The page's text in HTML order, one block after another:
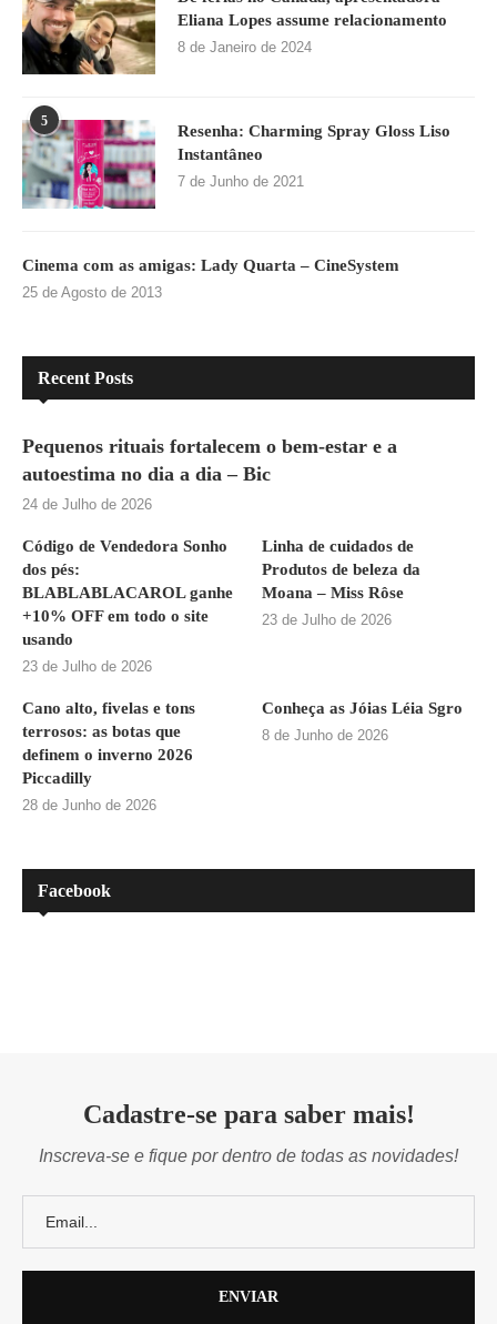
Eliana Lopes assume relacionamento
8 de Janeiro de 2024
5
Resenha: Charming Spray Gloss Liso
Instantâneo
7 de Junho de 2021
Cinema com as amigas: Lady Quarta – CineSystem
25 de Agosto de 2013
Recent Posts
Pequenos rituais fortalecem o bem-estar e a
autoestima no dia a dia – Bic
24 de Julho de 2026
Código de Vendedora Sonho
dos pés:
BLABLABLACAROL ganhe
+10% OFF em todo o site
usando
23 de Julho de 2026
Linha de cuidados de
Produtos de beleza da
Moana – Miss Rôse
23 de Julho de 2026
Cano alto, fivelas e tons
terrosos: as botas que
definem o inverno 2026
Piccadilly
28 de Junho de 2026
Conheça as Jóias Léia Sgro
8 de Junho de 2026
Facebook
Cadastre-se para saber mais!
Inscreva-se e fique por dentro de todas as novidades!